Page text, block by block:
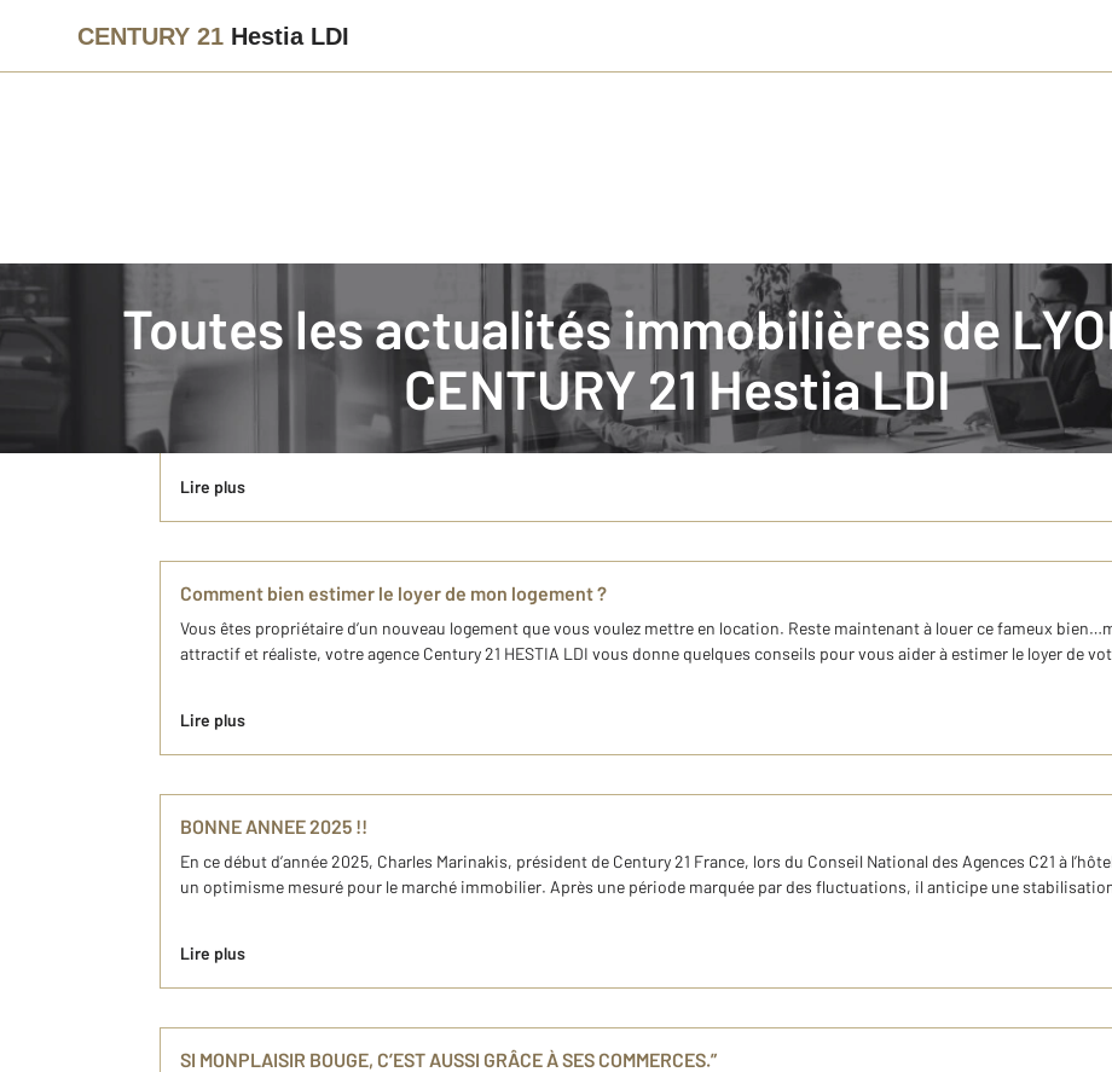
CENTURY 21 Hestia LDI
Toutes les actualités immobilières de
CENTURY 21 Hestia LDI
L'équipe Century 21 de LYON 8ème recherche de nouveaux collaborateurs
L'agent immobilier est un professionnel du secteur immobilier, dont la mission principale est de faciliter l'achat, la vente, la
agit en tant qu'intermédiaire entre les acheteurs et les vendeurs, les propriétaires et les locataires, et les accompagne tout au
Lire plus
Comment bien estimer le loyer de mon logement ?
Vous êtes propriétaire d’un nouveau logement que vous voulez mettre en location. Reste maintenant à louer ce fameux
attractif et réaliste, votre agence Century 21 HESTIA LDI vous donne quelques conseils pour vous aider à estimer le loyer de
Lire plus
BONNE ANNEE 2025 !!
En ce début d’année 2025, Charles Marinakis, président de Century 21 France, lors du Conseil National des Agences C21 à
un optimisme mesuré pour le marché immobilier. Après une période marquée par des fluctuations, il anticipe une
Lire plus
SI MONPLAISIR BOUGE, C’EST AUSSI GRÂCE À SES COMMERCES.”